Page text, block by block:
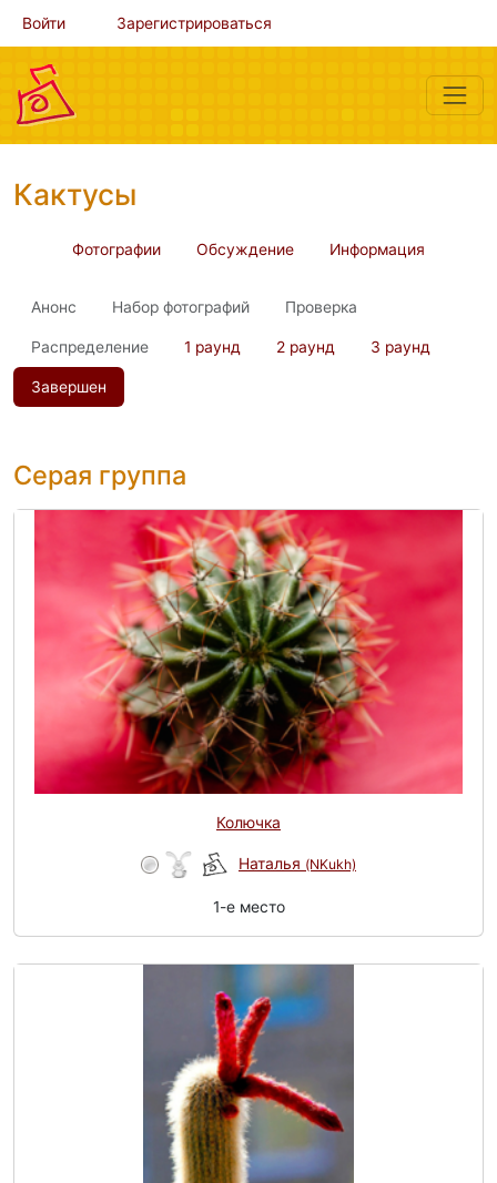
Войти Зарегистрироваться
Кактусы
Фотографии Обсуждение Информация
Анонс Набор фотографий Проверка
Распределение 1 раунд 2 раунд 3 раунд
Завершен
Серая группа
Колючка
Наталья (NKukh)
1-e место